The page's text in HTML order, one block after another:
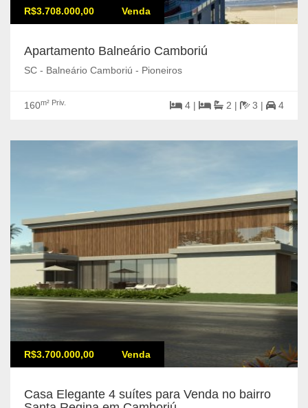
R$3.708.000,00 Venda
Apartamento Balneário Camboriú
SC - Balneário Camboriú - Pioneiros
160m² Priv. 4 | 2 | 3 | 4
R$3.700.000,00 Venda
Casa Elegante 4 suítes para Venda no bairro